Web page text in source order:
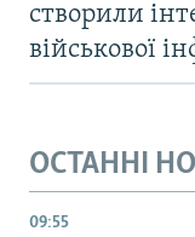
створили
військової
ОСТАННІ
09:55